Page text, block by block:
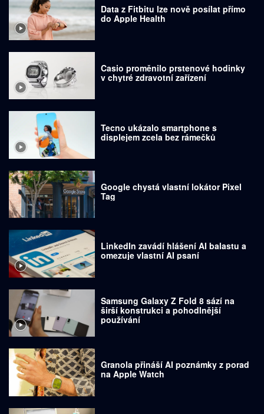
Data z Fitbitu lze nově posílat přímo
do Apple Health
Casio proměnilo prstenové hodinky
v chytré zdravotní zařízení
Tecno ukázalo smartphone s
displejem zcela bez rámečků
Google chystá vlastní lokátor Pixel
Tag
LinkedIn zavádí hlášení AI balastu a
omezuje vlastní AI psaní
Samsung Galaxy Z Fold 8 sází na
širší konstrukci a pohodlnější
používání
Granola přináší AI poznámky z porad
na Apple Watch